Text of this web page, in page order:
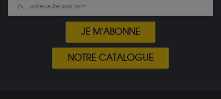
JE M'ABONNE
NOTRE CATALOGUE